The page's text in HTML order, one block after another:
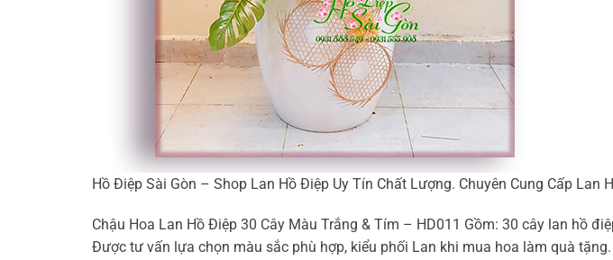
Hồ Điệp Sài Gòn – Shop Lan Hồ Điệp Uy Tín Chất Lượng. Chuyên Cung Cấp Lan
Chậu Hoa Lan Hồ Điệp 30 Cây Màu Trắng & Tím – HD011 Gồm: 30 cây lan hồ
Được tư vấn lựa chọn màu sắc phù hợp, kiểu phối Lan khi mua hoa làm quà tặng.